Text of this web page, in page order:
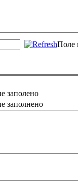
Поле
заполено
заполнено